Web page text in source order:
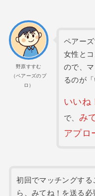
野原すすむ
（ペアーズのプ
ロ）
ペアー
女性と
ので、
るのが
いいね
で、 み
アプロ
初回でマッチングする
ら、みてね！を送る必